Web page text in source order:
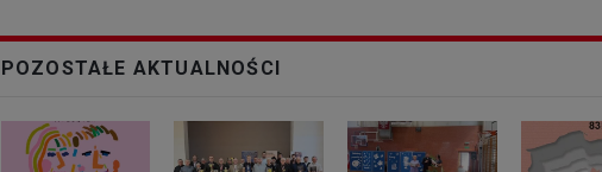
POZOSTAŁE AKTUALNOŚCI